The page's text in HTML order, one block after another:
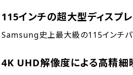
115インチの超大型ディスプ
Samsung史上最大級の115インチパ
4K UHD解像度による高精細